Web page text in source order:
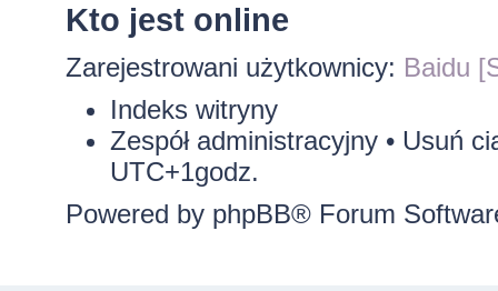
Kto jest online
Zarejestrowani użytkownicy: Baidu
Indeks witryny
Zespół administracyjny• Usuń
UTC+1godz.
Powered by phpBB® Forum